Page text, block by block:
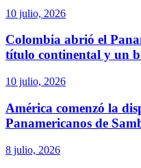
10 julio, 2026
Colombia abrió el
título continental y un
10 julio, 2026
América comenzó la
Panamericanos de
8 julio, 2026